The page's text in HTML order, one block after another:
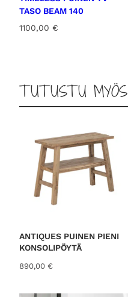
TASO BEAM 140
1100,00 €
TUTUSTU MYÖS
ANTIQUES PUINEN PIENI
KONSOLIPÖYTÄ
890,00 €